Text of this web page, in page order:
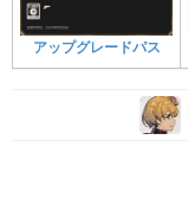
アップグレードパス